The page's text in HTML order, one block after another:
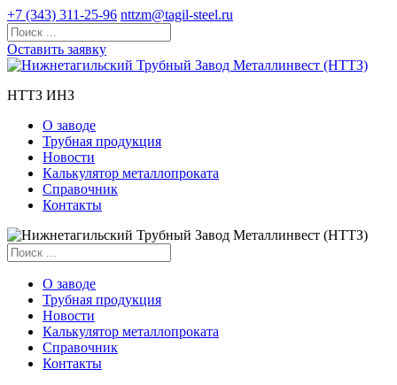
+7 (343) 311-25-96 nttzm@tagil-steel.ru
Оставить заявку
НТТЗ ИНЗ
О заводе
Трубная продукция
Новости
Калькулятор металлопроката
Справочник
Контакты
О заводе
Трубная продукция
Новости
Калькулятор металлопроката
Справочник
Контакты